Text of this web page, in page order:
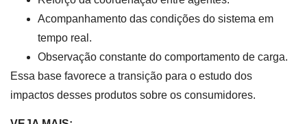
Acompanhamento das condições do sistema em
tempo real.
Observação constante do comportamento de carga.
Essa base favorece a transição para o estudo dos
impactos desses produtos sobre os consumidores.